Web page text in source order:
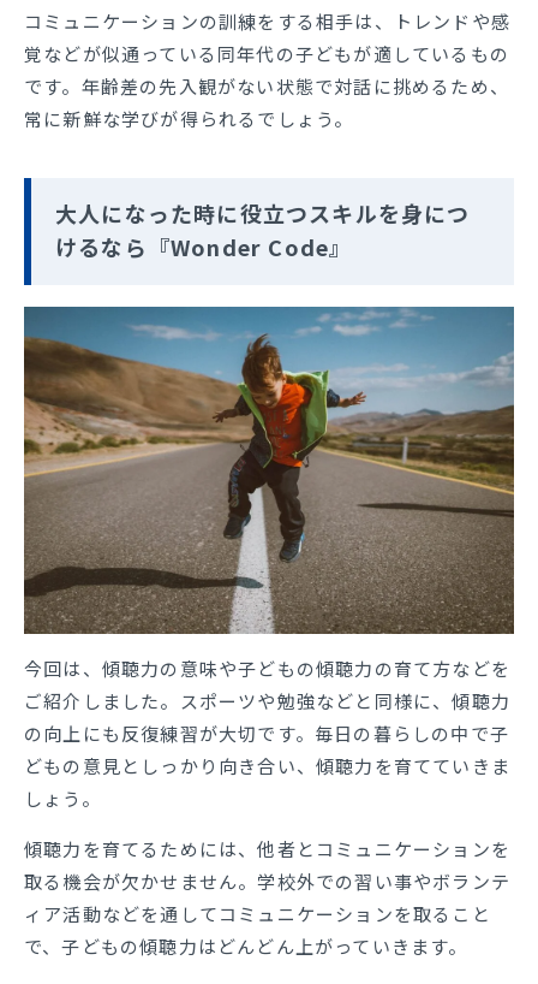
コミュニケーションの訓練をする相手は、トレンドや感
覚などが似通っている同年代の子どもが適しているもの
です。年齢差の先入観がない状態で対話に挑めるため、
常に新鮮な学びが得られるでしょう。
大人になった時に役立つスキルを身につ
けるなら『Wonder Code』
今回は、傾聴力の意味や子どもの傾聴力の育て方などを
ご紹介しました。スポーツや勉強などと同様に、傾聴力
の向上にも反復練習が大切です。毎日の暮らしの中で子
どもの意見としっかり向き合い、傾聴力を育てていきま
しょう。
傾聴力を育てるためには、他者とコミュニケーションを
取る機会が欠かせません。学校外での習い事やボランテ
ィア活動などを通してコミュニケーションを取ること
で、子どもの傾聴力はどんどん上がっていきます。